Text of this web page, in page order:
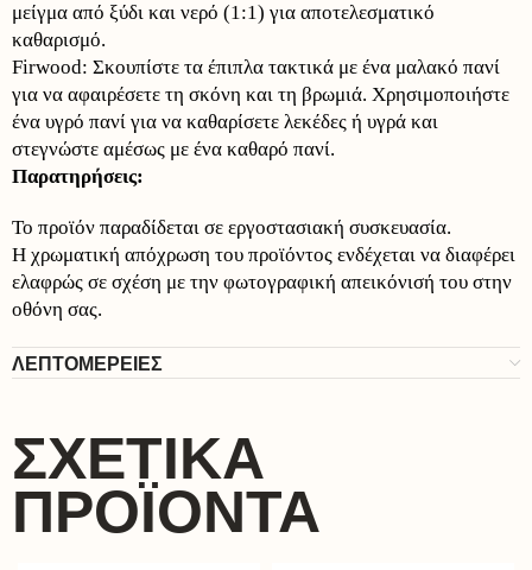
μείγμα από ξύδι και νερό (1:1) για αποτελεσματικό
καθαρισμό.
Firwood: Σκουπίστε τα έπιπλα τακτικά με ένα μαλακό πανί
για να αφαιρέσετε τη σκόνη και τη βρωμιά. Χρησιμοποιήστε
ένα υγρό πανί για να καθαρίσετε λεκέδες ή υγρά και
στεγνώστε αμέσως με ένα καθαρό πανί.
Παρατηρήσεις:
Το προϊόν παραδίδεται σε εργοστασιακή συσκευασία.
Η χρωματική απόχρωση του προϊόντος ενδέχεται να διαφέρει
ελαφρώς σε σχέση με την φωτογραφική απεικόνισή του στην
οθόνη σας.
ΛΕΠΤΟΜΕΡΕΙΕΣ
ΣΧΕΤΙΚΆ
ΠΡΟΪΌΝΤΑ